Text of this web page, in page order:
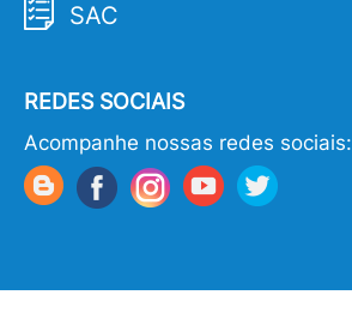
SAC
REDES SOCIAIS
Acompanhe nossas redes sociais: